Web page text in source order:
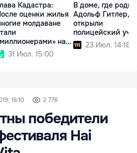
Кадастра:
оценки жилья
молдаване
на
31 Июл. 15:00
В доме, где
Адольф Гитлер,
открыли
полицейский
23 Июл. 14:18
18:10 2 776
победители
Hai